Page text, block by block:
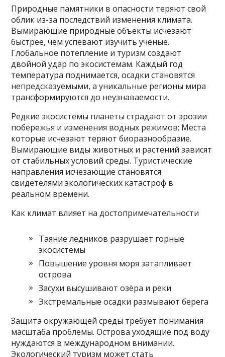
Природные памятники в опасности теряют свой
облик из-за последствий изменения климата.
Вымирающие природные объекты исчезают
быстрее, чем успевают изучить учёные.
Глобальное потепление и туризм создают
двойной удар по экосистемам. Каждый год
температура поднимается, осадки становятся
непредсказуемыми, а уникальные регионы мира
трансформируются до неузнаваемости.
Редкие экосистемы планеты страдают от эрозии
побережья и изменения водных режимов; Места
которые исчезают теряют биоразнообразие.
Вымирающие виды животных и растений зависят
от стабильных условий среды. Туристические
направления исчезающие становятся
свидетелями экологических катастроф в
реальном времени.
Как климат влияет на достопримечательности
Таяние ледников разрушает горные
экосистемы
Повышение уровня моря затапливает
острова
Засухи высушивают озёра и реки
Экстремальные осадки размывают берега
Защита окружающей среды требует понимания
масштаба проблемы. Острова уходящие под воду
нуждаются в международном внимании.
Экологический туризм может стать